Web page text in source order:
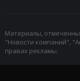
Материалы,
"Новости компаний",
правах рекламы.